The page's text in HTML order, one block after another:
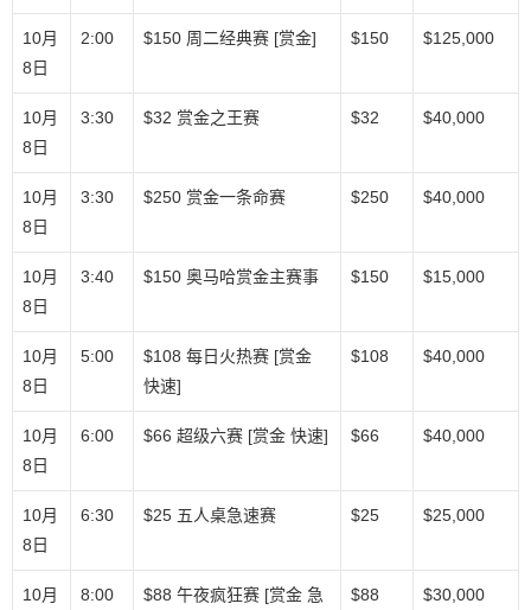
10月
8日
2:00 $150 周二经典赛 [赏金] $150 $125,000
10月
8日
3:30 $32 赏金之王赛 $32 $40,000
10月
8日
3:30 $250 赏金一条命赛 $250 $40,000
10月
8日
3:40 $150 奥马哈赏金主赛事 $150 $15,000
10月
8日
5:00
$108 每日火热赛 [赏金
快速]
$108 $40,000
10月
8日
6:00 $66 超级六赛 [赏金 快速] $66 $40,000
10月
8日
6:30 $25 五人桌急速赛 $25 $25,000
10月
8:00
$88 午夜疯狂赛 [赏金 急
$88 $30,000